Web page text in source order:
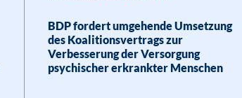
BDP fordert umgehende Umsetzung
des Koalitionsvertrags zur
Verbesserung der Versorgung
psychischer erkrankter Menschen